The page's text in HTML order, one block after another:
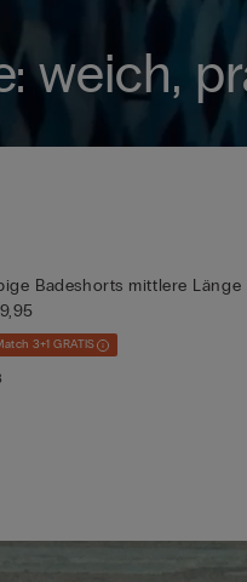
weich,
Badeshorts mittlere Länge
3+1 GRATIS